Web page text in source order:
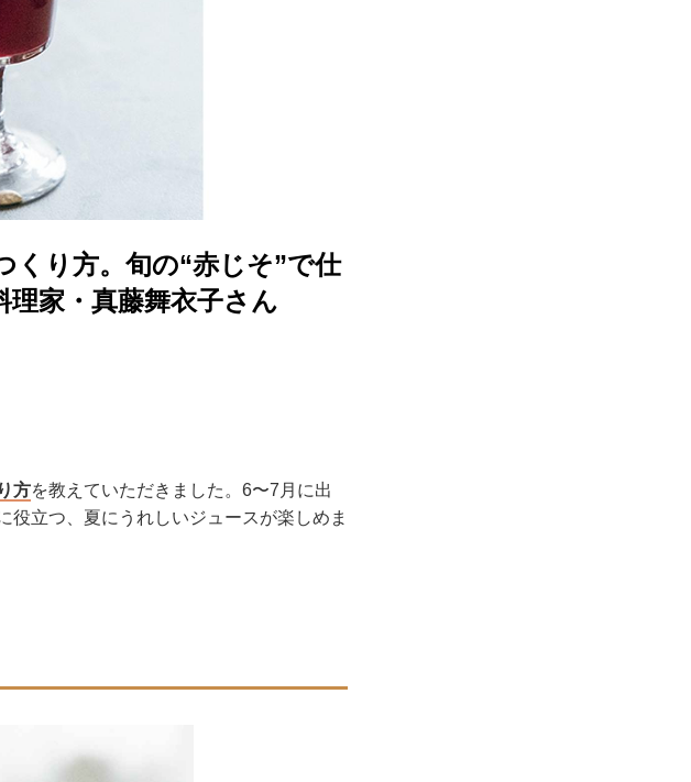
くり方。旬の“赤じそ”で仕
家・真藤舞衣子さん
方を教えていただきました。6〜7月に出
役立つ、夏にうれしいジュースが楽しめま